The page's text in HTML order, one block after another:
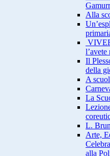
Alla
l’avete
Il
della
A
La
L.
Arte,
alla